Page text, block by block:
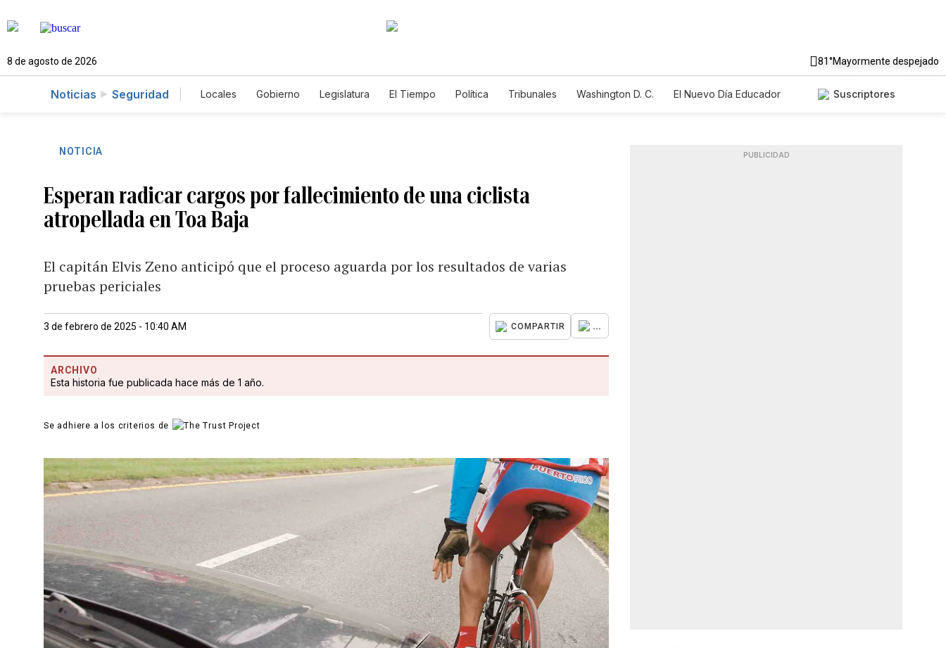
8 de agosto de 2026 81°Mayormente despejado
Noticias Seguridad Locales Gobierno Legislatura El Tiempo Política Tribunales Washington D. C.
El Nuevo Día Educador
Suscriptores
NOTICIA
Esperan radicar cargos por fallecimiento de una ciclista
atropellada en Toa Baja
El capitán Elvis Zeno anticipó que el proceso aguarda por los resultados de varias
pruebas periciales
3 de febrero de 2025 - 10:40 AM COMPARTIR ...
ARCHIVO
Esta historia fue publicada hace más de 1 año.
Se adhiere a los criterios de
PUBLICIDAD